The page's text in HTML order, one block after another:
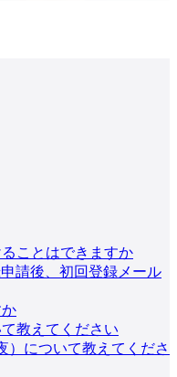
ことはできますか
請後、初回登録メール
教えてください
）について教えてくださ